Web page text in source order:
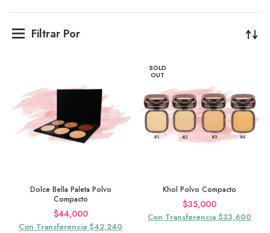
Filtrar Por
Dolce Bella Paleta Polvo
Compacto
$44,000
Con Transferencia $42,240
SOLD
OUT
Khol Polvo Compacto
$35,000
Con Transferencia $33,600